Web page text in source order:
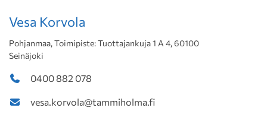
Vesa Korvola
Pohjanmaa, Toimipiste: Tuottajankuja 1 A 4, 60100
Seinäjoki
0400 882 078
vesa.korvola@tammiholma.fi